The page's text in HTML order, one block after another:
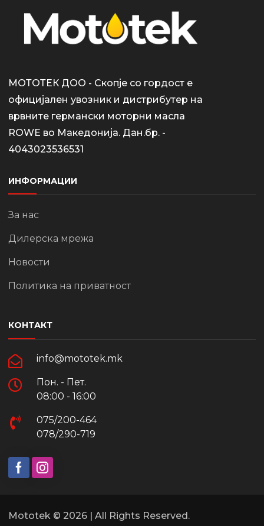
МОТОТЕК ДОО - Скопје со гордост е
официјален увозник и дистрибутер на
врвните германски моторни масла
ROWE во Македонија. Дан.бр. -
4043023536531
ИНФОРМАЦИИ
За нас
Дилерска мрежа
Новости
Политика на приватност
КОНТАКТ
info@mototek.mk
Пон. - Пет.
08:00 - 16:00
075/200-464
078/290-719
Mototek © 2026 | All Rights Reserved.